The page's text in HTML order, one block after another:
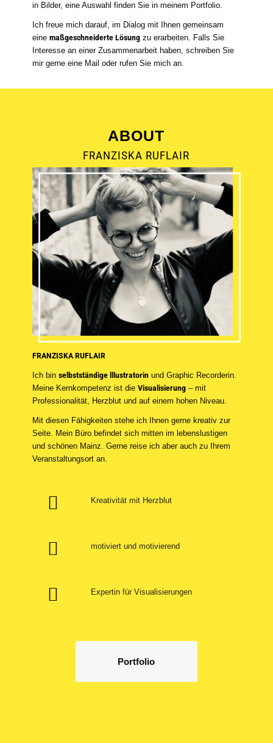
in Bilder, eine Auswahl finden Sie in meinem Portfolio.
Ich freue mich darauf, im Dialog mit Ihnen gemeinsam
eine maßgeschneiderte Lösungzu erarbeiten. Falls Sie
Interesse an einer Zusammenarbeit haben, schreiben Sie
mir gerne eine Mail oder rufen Sie mich an.
ABOUT
FRANZISKA RUFLAIR
FRANZISKA RUFLAIR
Ich bin selbstständige lllustratorinund Graphic Recorderin.
Meine Kernkompetenz ist die Visualisierung– mit
Professionalität, Herzblut und auf einem hohen Niveau.
Mit diesen Fähigkeiten stehe ich Ihnen gerne kreativ zur
Seite. Mein Büro befindet sich mitten im lebenslustigen
und schönen Mainz. Gerne reise ich aber auch zu Ihrem
Veranstaltungsort an.
Kreativität mit Herzblut
motiviert und motivierend
Expertin für Visualisierungen
Portfolio